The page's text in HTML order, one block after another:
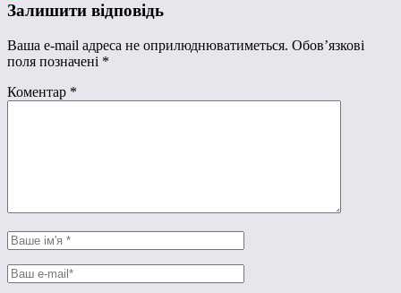
Залишити відповідь
Ваша e-mail адреса не оприлюднюватиметься. Обов’язкові
поля позначені *
Коментар *